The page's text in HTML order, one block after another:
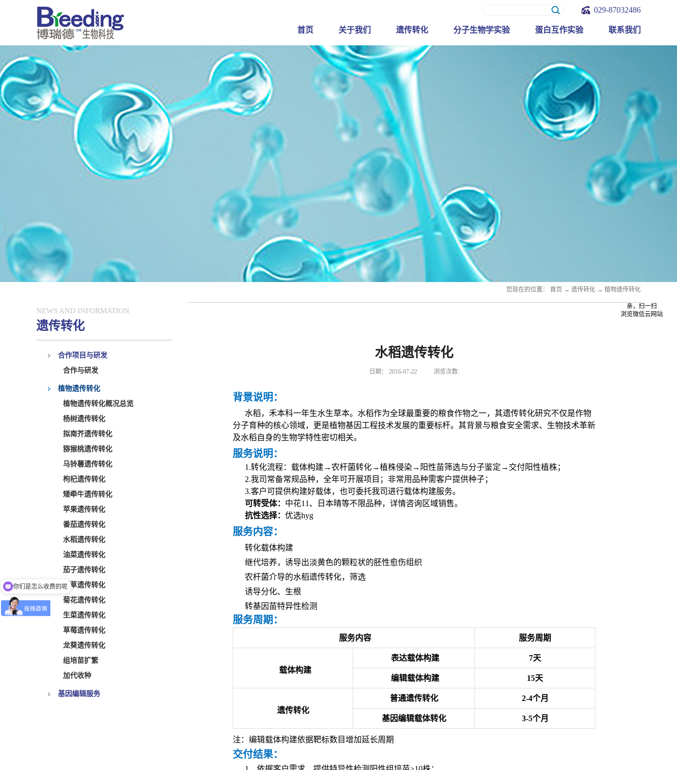
029-87032486
首页 关于我们 遗传转化 分子生物学实验 蛋白互作实验 联系我们
遗传转化
NEWS AND INFORMATION
合作项目与研发
合作与研发
植物遗传转化
植物遗传转化概况总览
杨树遗传转化
拟南芥遗传转化
猕猴桃遗传转化
马铃薯遗传转化
枸杞遗传转化
矮牵牛遗传转化
苹果遗传转化
番茄遗传转化
水稻遗传转化
油菜遗传转化
茄子遗传转化
烟草遗传转化
菊花遗传转化
生菜遗传转化
草莓遗传转化
龙葵遗传转化
组培苗扩繁
加代收种
基因编辑服务
您现在的位置： 首页 → 遗传转化 → 植物遗传转化
水稻遗传转化
日期： 2016-07-22 浏览次数:
背景说明 ：
水稻，禾本科一年生水生草本。水稻作为全球最重要的粮食作物之一，其遗传转化研究不仅是作物
分子育种的核心领域，更是植物基因工程技术发展的重要标杆。其背景与粮食安全需求、生物技术革新
及水稻自身的生物学特性密切相关。
服务说明：
1.转化流程：载体构建→农杆菌转化→植株侵染→阳性苗筛选与分子鉴定→交付阳性植株；
2.我司常备常规品种，全年可开展项目；非常用品种需客户提供种子；
3.客户可提供构建好载体，也可委托我司进行载体构建服务。
可转受体： 中花11、日本晴等不限品种， 详情咨询区域销售。
抗性选择： 优选hyg
服务内容：
转化载体构建
继代培养，诱导出淡黄色的颗粒状的胚性愈伤组织
农杆菌介导的水稻遗传转化，筛选
诱导分化、生根
转基因苗特异性检测
服务周期：
服务内容 服务周期
载体构建
表达载体构建 7天
编辑载体构建 15天
遗传转化
普通遗传转化 2-4个月
基因编辑载体转化 3-5个月
注：编辑载体构建依据靶标数目增加延长周期
交付结果：
亲，扫一扫
浏览微信云网站
你们是怎么收费的呢